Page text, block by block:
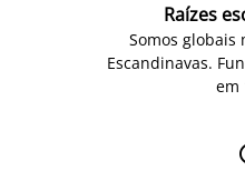
Raízes
Somos globais
Escandinavas.
em